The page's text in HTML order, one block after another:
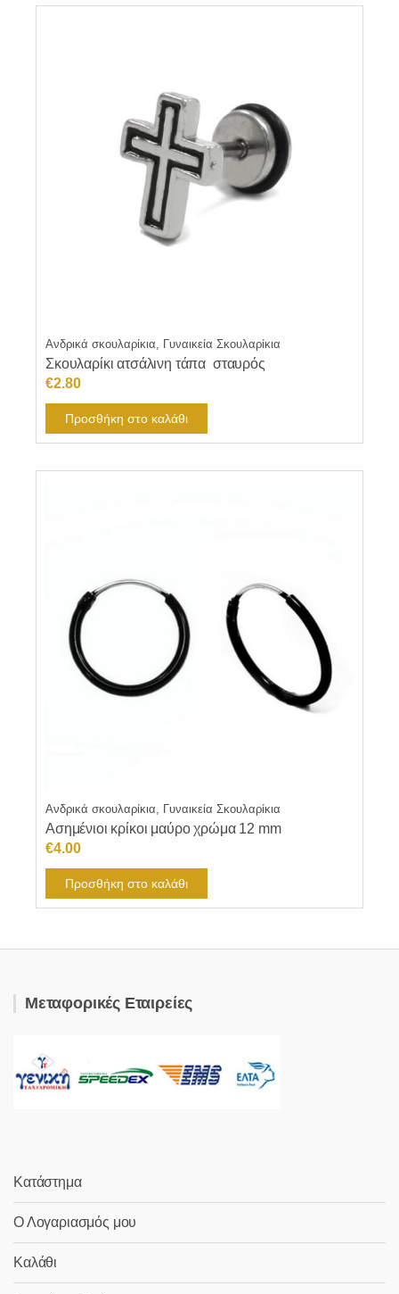
Ανδρικά σκουλαρίκια, Γυναικεία Σκουλαρίκια
Σκουλαρίκι ατσάλινη τάπα σταυρός
€2.80
Προσθήκη στο καλάθι
Ανδρικά σκουλαρίκια, Γυναικεία Σκουλαρίκια
Ασημένιοι κρίκοι μαύρο χρώμα 12 mm
€4.00
Προσθήκη στο καλάθι
Μεταφορικές Εταιρείες
Κατάστημα
Ο Λογαριασμός μου
Καλάθι